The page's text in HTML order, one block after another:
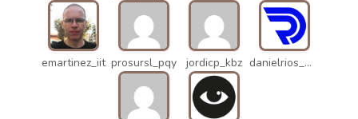
emartinez_iit prosursl_pqy jordicp_kbz danielrios_mqb